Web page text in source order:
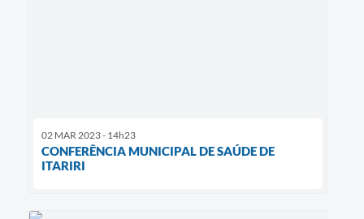
02 MAR 2023 - 14h23
CONFERÊNCIA MUNICIPAL DE SAÚDE DE
ITARIRI